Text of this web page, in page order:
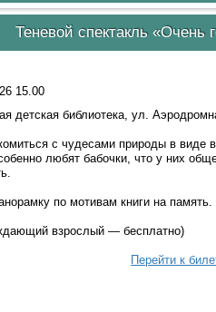
Теневой спектакль «Очень
15.00
детская библиотека, ул.
с чудесами природы в виде
любят бабочки, что у них
по мотивам книги на
взрослый — бесплатно)
Перейти к